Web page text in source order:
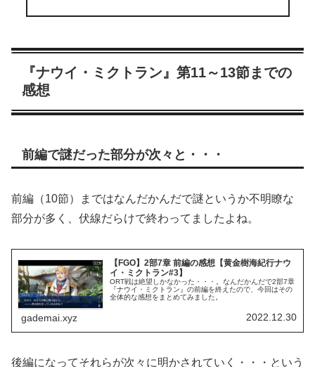
『ナウイ・ミクトラン』第11～13節までの
感想
前編で謎だった部分が次々と・・・
前編（10節）まではなんだかんだで謎というか不明瞭な
部分が多く、伏線だらけで終わってましたよね。
【FGO】2部7章 前編の感想【黄金樹海紀行ナウ
イ・ミクトラン#3】
ORT戦は絶望しかなかった・・・。なんだかんだで2部7章
『ナウイ・ミクトラン』の前編を終えたので、今回はその
全体的な感想をまとめてみました。
gademai.xyz 2022.12.30
後編になってそれらが次々に明かされていく・・・という